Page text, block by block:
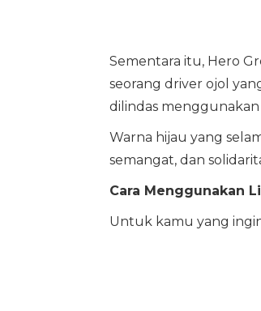
Sementara itu, Hero
seorang driver ojol
dilindas
Warna hijau yang
semangat, dan
Cara Menggunakan
Untuk kamu yang